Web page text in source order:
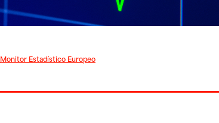
Monitor Estadístico Europeo